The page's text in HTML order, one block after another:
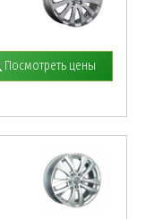
Посмотреть цены